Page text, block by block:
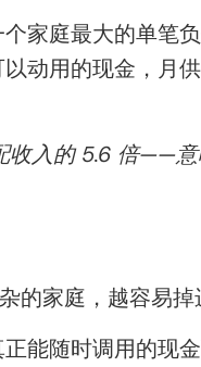
个家庭最大的单笔
动用的现金，月
收入的 5.6 倍——
家庭，越容易掉
能随时调用的现金